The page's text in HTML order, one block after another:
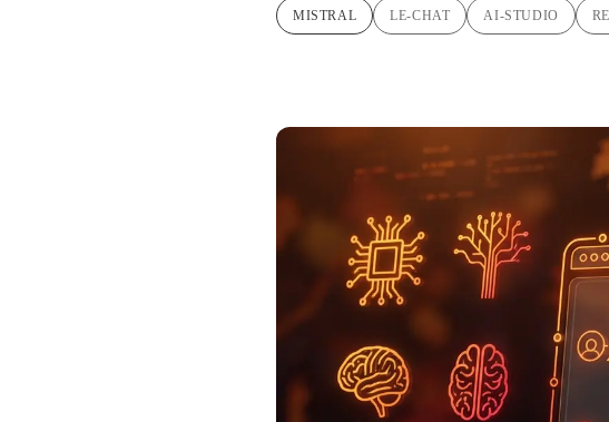
MISTRAL LE-CHAT AI-STUDIO